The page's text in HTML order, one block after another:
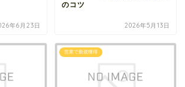
年6月23日
のコツ
2026年5月13日
営業で新規獲得